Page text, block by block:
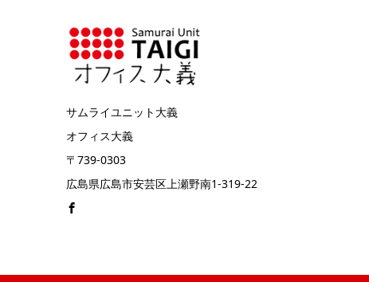
サムライユニット大義
オフィス大義
〒739-0303
広島県広島市安芸区上瀬野南1-319-22